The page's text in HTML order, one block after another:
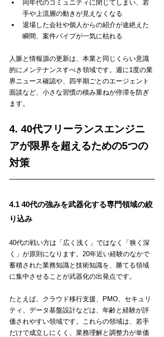
同年代のコミュニティに閉じてしまい、若
手や上流層の動きが見えなくなる
退場した会社や個人からの紹介が途絶えた
瞬間、案件パイプが一気に枯れる
人脈と情報源の更新は、本業と同じくらい意識
的にメンテナンスすべき領域です。週に1度の業
界ニュース確認や、四半期ごとのエージェント
面談など、小さな習慣の積み重ねが停滞を防ぎ
ます。
4. 40代フリーランスエンジニ
アが限界を超えるための5つの
対策
4.1 40代の強みを武器化する専門領域の絞
り込み
40代の戦い方は「広く浅く」ではなく「狭く深
く」が原則になります。20年近い経験のなかで
蓄積された業務知識と技術知識を、勝てる領域
に集中させることが武器化の出発点です。
たとえば、クラウド移行支援、PMO、セキュリ
ティ、データ基盤設計などは、年齢と経験が評
価されやすい領域です。これらの領域は、若手
だけで成立しにくく、業務理解と調整力が単価